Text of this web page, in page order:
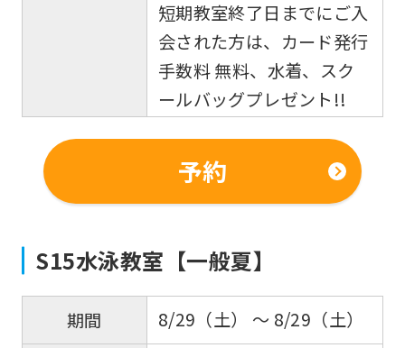
短期教室終了日までにご入
会された方は、カード発行
手数料 無料、水着、スク
ールバッグプレゼント!!
予約
S15水泳教室【一般夏】
期間
8/29（土） 〜 8/29（土）